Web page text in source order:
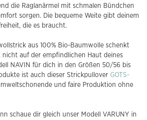
die Raglanärmel mit schmalen Bündchen
sorgen. Die bequeme Weite gibt deinem
die es braucht.
aus 100% Bio-Baumwolle schenkt
auf der empfindlichen Haut deines
NAVIN für dich in den Größen 50/56 bis
ist auch dieser Strickpullover GOTS-
und faire Produktion ohne
schaue dir gleich unser Modell VARUNY in